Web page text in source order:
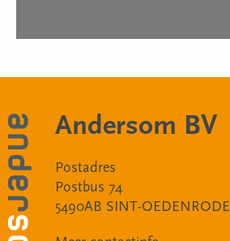
Andersom BV
Postadres
Postbus 74
5490AB SINT-OEDENRODE